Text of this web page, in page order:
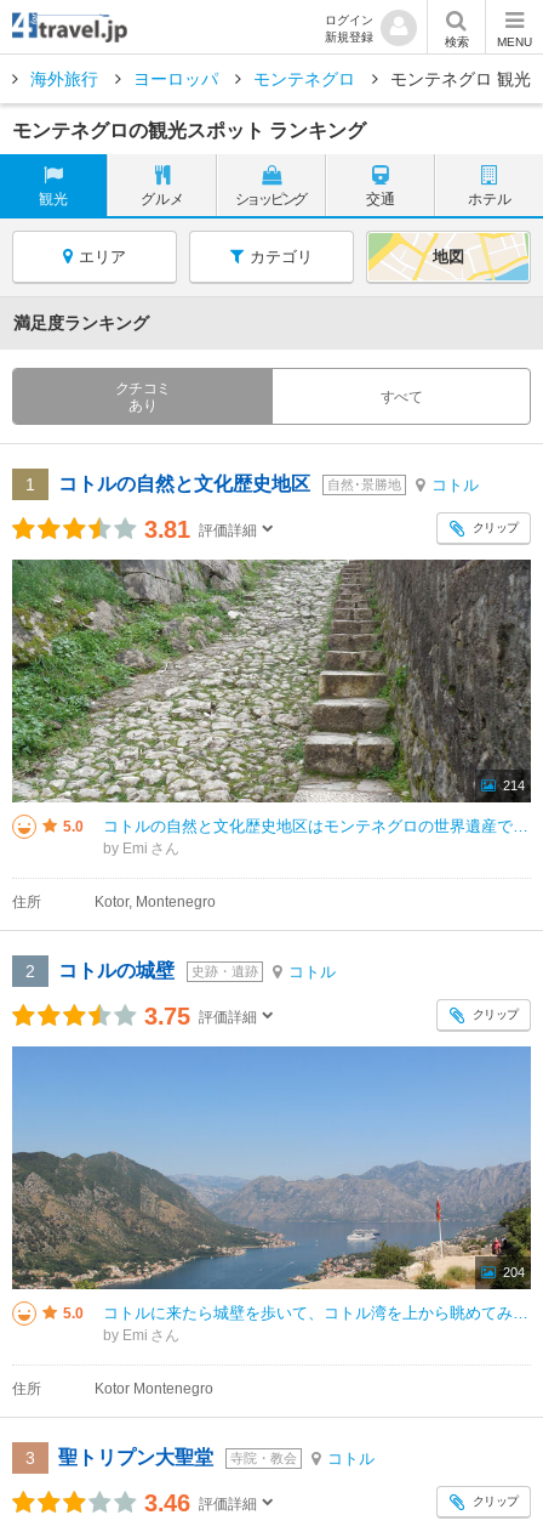
ログイン
新規登録
検索 MENU
海外旅行 ヨーロッパ モンテネグロ モンテネグロ 観光
モンテネグロの観光スポット ランキング
観光 グルメ ショッピング 交通 ホテル
エリア カテゴリ 地図
満足度ランキング
クチコミ
あり
すべて
1 コトルの自然と文化歴史地区 自然･景勝地 コトル
3.81 評価詳細 クリップ
214
5.0 コトルの自然と文化歴史地区はモンテネグロの世界遺産です。 コトル湾は複雑な形をしている湾で、海岸まで迫るような山に囲まれています。 この地域には、中世、港湾都市として栄えた街が点在し、 ヴェネツィア共和国の影響を色濃
by Emi
住所 Kotor, Montenegro
2 コトルの城壁 史跡・遺跡 コトル
3.75 評価詳細 クリップ
204
5.0 コトルに来たら城壁を歩いて、コトル湾を上から眺めてみたいと思っていました。 暑い中そんなに歩けないだろうと思って、最初の目的は救世聖母教会までにしていました。 ２０分くらいで教会に着いたらまだまだいける感じがして、結局
by Emi
住所 Kotor Montenegro
3 聖トリプン大聖堂 寺院・教会 コトル
3.46 評価詳細 クリップ